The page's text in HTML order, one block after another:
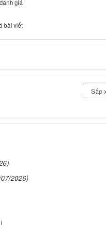
giá
bài viết
2026)